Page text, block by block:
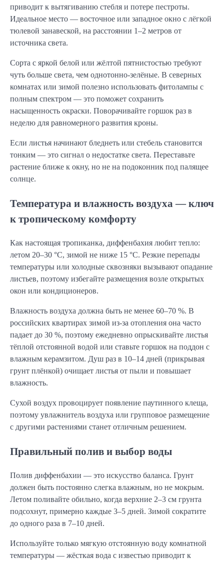
приводит к вытягиванию стебля и потере пестроты.
Идеальное место — восточное или западное окно с лёгкой
тюлевой занавеской, на расстоянии 1–2 метров от
источника света.
Сорта с яркой белой или жёлтой пятнистостью требуют
чуть больше света, чем однотонно-зелёные. В северных
комнатах или зимой полезно использовать фитолампы с
полным спектром — это поможет сохранить
насыщенность окраски. Поворачивайте горшок раз в
неделю для равномерного развития кроны.
Если листья начинают бледнеть или стебель становится
тонким — это сигнал о недостатке света. Переставьте
растение ближе к окну, но не на подоконник под палящее
солнце.
Температура и влажность воздуха — ключ
к тропическому комфорту
Как настоящая тропиканка, диффенбахия любит тепло:
летом 20–30 °C, зимой не ниже 15 °C. Резкие перепады
температуры или холодные сквозняки вызывают опадание
листьев, поэтому избегайте размещения возле открытых
окон или кондиционеров.
Влажность воздуха должна быть не менее 60–70 %. В
российских квартирах зимой из-за отопления она часто
падает до 30 %, поэтому ежедневно опрыскивайте листья
тёплой отстоянной водой или ставьте горшок на поддон с
влажным керамзитом. Душ раз в 10–14 дней (прикрывая
грунт плёнкой) очищает листья от пыли и повышает
влажность.
Сухой воздух провоцирует появление паутинного клеща,
поэтому увлажнитель воздуха или групповое размещение
с другими растениями станет отличным решением.
Правильный полив и выбор воды
Полив диффенбахии — это искусство баланса. Грунт
должен быть постоянно слегка влажным, но не мокрым.
Летом поливайте обильно, когда верхние 2–3 см грунта
подсохнут, примерно каждые 3–5 дней. Зимой сократите
до одного раза в 7–10 дней.
Используйте только мягкую отстоянную воду комнатной
температуры — жёсткая вода с известью приводит к